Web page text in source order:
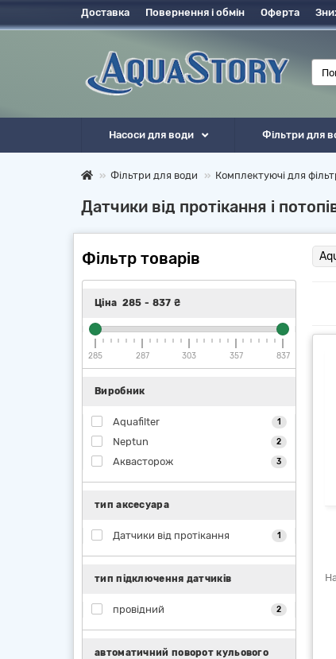
Доставка Повернення і обмін Оферта
Насоси для води Фільтри для
Фільтри для води Комплектуючі для
Датчики від протікання і
Фільтр товарів
Ціна 285 - 837 ₴
285 287 303 357 837
Виробник
Aquafilter 1
Neptun 2
Аквасторож 3
тип аксесуара
Датчики від протікання 1
тип підключення датчиків
провідний 2
автоматичний поворот кульового